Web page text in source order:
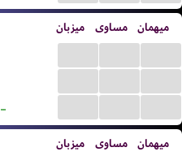
میزبان مساوی میهمان
...
میزبان مساوی میهمان